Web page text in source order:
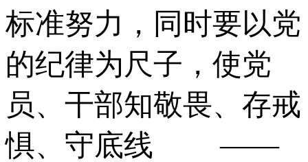
标准努力，同时要以党
的纪律为尺子，使党
员、干部知敬畏、存戒
惧、守底线 ——